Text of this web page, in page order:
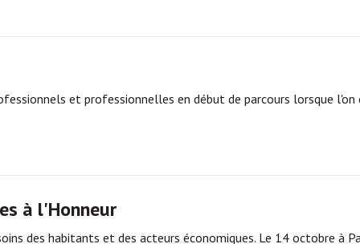
et professionnelles en début de parcours lorsque
à l'Honneur
des habitants et des acteurs économiques. Le 14 octobre à